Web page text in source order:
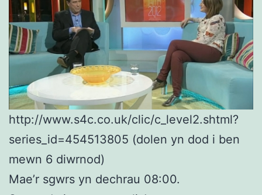
http://www.s4c.co.uk/clic/c_level2.shtml?
series_id=454513805 (dolen yn dod i ben
mewn 6 diwrnod)
Mae’r sgwrs yn dechrau 08:00.